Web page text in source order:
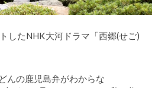
したNHK大河ドラマ「西郷(せご)
んの鹿児島弁がわからな